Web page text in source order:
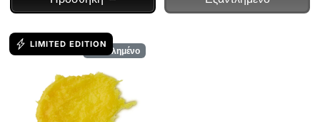
Εξαντλημένο
LIMITED EDITION